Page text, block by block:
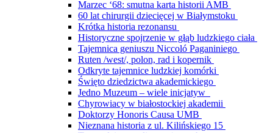
Marzec ‘68: smutna karta historii AMB
60 lat chirurgii dziecięcej w Białymstoku
Krótka historia rezonansu
Historyczne spojrzenie w głąb ludzkiego ciała
Tajemnica geniuszu Niccoló Paganiniego
Ruten /west/, polon, rad i kopernik
Odkryte tajemnice ludzkiej komórki
Święto dziedzictwa akademickiego
Jedno Muzeum – wiele inicjatyw
Chyrowiacy w białostockiej akademii
Doktorzy Honoris Causa UMB
Nieznana historia z ul. Kilińskiego 15